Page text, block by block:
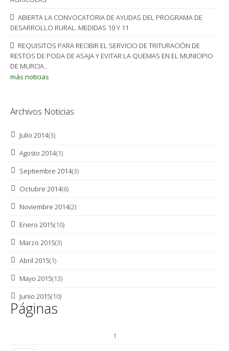
ABIERTA LA CONVOCATORIA DE AYUDAS DEL PROGRAMA DE
DESARROLLO RURAL. MEDIDAS 10 Y 11
REQUISITOS PARA RECIBIR EL SERVICIO DE TRITURACIÓN DE
RESTOS DE PODA DE ASAJA Y EVITAR LA QUEMAS EN EL MUNICIPIO
DE MURCIA..
más noticias
Archivos Noticias
Julio 2014(3)
Agosto 2014(1)
Septiembre 2014(3)
Octubre 2014(6)
Noviembre 2014(2)
Enero 2015(10)
Marzo 2015(3)
Abril 2015(1)
Mayo 2015(13)
Junio 2015(10)
Páginas
1